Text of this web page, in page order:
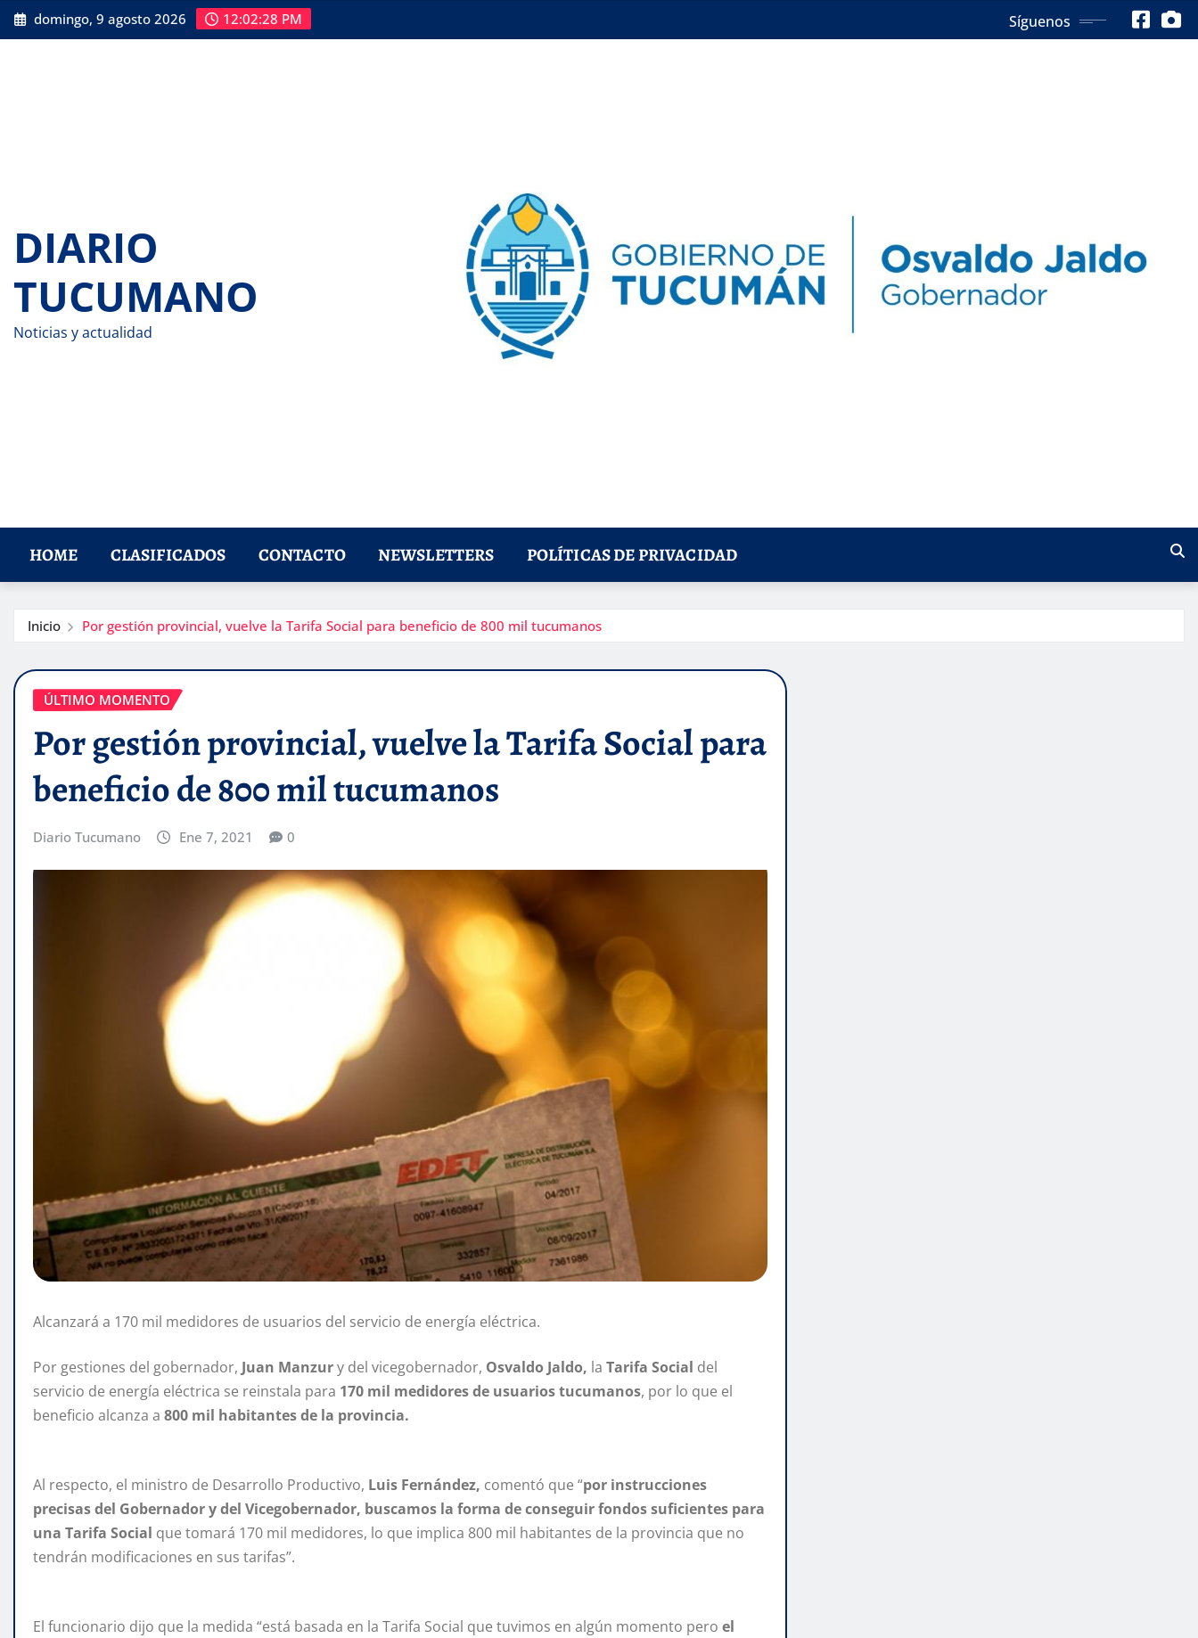
Saltar
al
domingo, 9 agosto 2026 12:02:29 PM Síguenos
DIARIO
TUCUMANO
Noticias y actualidad
HOME CLASIFICADOS CONTACTO NEWSLETTERS POLÍTICAS DE PRIVACIDAD
Inicio Por gestión provincial, vuelve la Tarifa Social para beneficio de 800 mil tucumanos
ÚLTIMO MOMENTO
Por gestión provincial, vuelve la Tarifa Social para
beneficio de 800 mil tucumanos
Diario Tucumano Ene 7, 2021 0
Alcanzará a 170 mil medidores de usuarios del servicio de energía eléctrica.
Por gestiones del gobernador, Juan Manzury del vicegobernador, Osvaldo Jaldo, la Tarifa Social del
servicio de energía eléctrica se reinstala para 170 mil medidores de usuarios tucumanos, por lo que el
beneficio alcanza a 800 mil habitantes de la provincia.
Al respecto, el ministro de Desarrollo Productivo, Luis Fernández, comentó que “por instrucciones
precisas del Gobernador y del Vicegobernador, buscamos la forma de conseguir fondos suficientes para
una Tarifa Social que tomará 170 mil medidores, lo que implica 800 mil habitantes de la provincia que no
tendrán modificaciones en sus tarifas”.
El funcionario dijo que la medida “está basada en la Tarifa Social que tuvimos en algún momento pero el